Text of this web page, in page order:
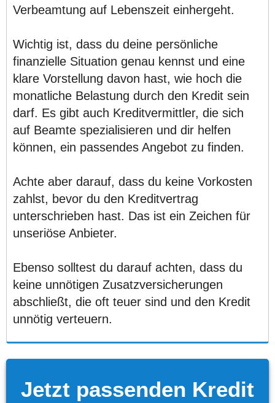
Verbeamtung auf Lebenszeit einhergeht.
Wichtig ist, dass du deine persönliche
finanzielle Situation genau kennst und eine
klare Vorstellung davon hast, wie hoch die
monatliche Belastung durch den Kredit sein
darf. Es gibt auch Kreditvermittler, die sich
auf Beamte spezialisieren und dir helfen
können, ein passendes Angebot zu finden.
Achte aber darauf, dass du keine Vorkosten
zahlst, bevor du den Kreditvertrag
unterschrieben hast. Das ist ein Zeichen für
unseriöse Anbieter.
Ebenso solltest du darauf achten, dass du
keine unnötigen Zusatzversicherungen
abschließt, die oft teuer sind und den Kredit
unnötig verteuern.
Jetzt passenden Kredit